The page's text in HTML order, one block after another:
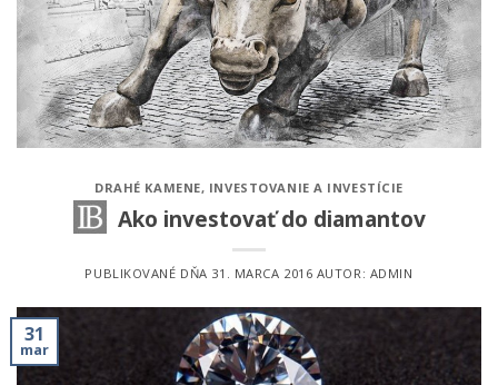
DRAHÉ KAMENE, INVESTOVANIE A INVESTÍCIE
Ako investovať do diamantov
PUBLIKOVANÉ DŇA 31. MARCA 2016 AUTOR: ADMIN
31
mar